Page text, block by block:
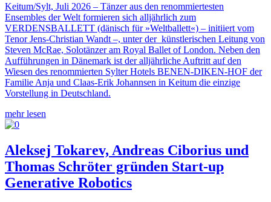
Keitum/Sylt, Juli 2026 – Tänzer aus den renommiertesten
Ensembles der Welt formieren sich alljährlich zum
VERDENSBALLETT (dänisch für »Weltballett«) – initiiert vom
Tenor Jens-Christian Wandt –, unter der künstlerischen Leitung von
Steven McRae, Solotänzer am Royal Ballet of London. Neben den
Aufführungen in Dänemark ist der alljährliche Auftritt auf den
Wiesen des renommierten Sylter Hotels BENEN-DIKEN-HOF der
Familie Anja und Claas-Erik Johannsen in Keitum die einzige
Vorstellung in Deutschland.
mehr lesen
Aleksej Tokarev, Andreas Ciborius und
Thomas Schröter gründen Start-up
Generative Robotics